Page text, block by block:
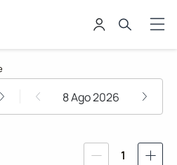
e Spa
8 Ago 2026
1